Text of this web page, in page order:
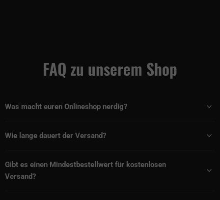
FAQ zu unserem Shop
Was macht euren Onlineshop nerdig?
Wie lange dauert der Versand?
Gibt es einen Mindestbestellwert für kostenlosen
Versand?